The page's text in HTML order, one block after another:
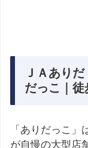
ＪＡあり
だっこ｜徒
「ありだっこ」
が自慢の大型店